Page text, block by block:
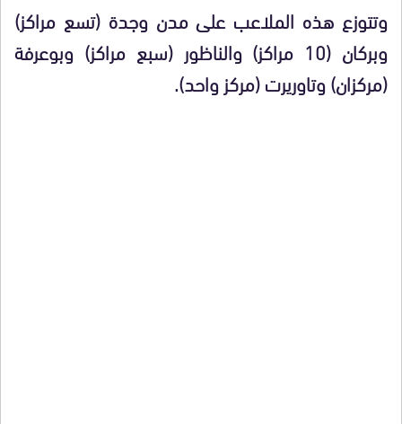
وتتوزع هذه الملاعب على مدن وجدة (تسع مراكز)
وبركان (10 مراكز) والناظور (سبع مراكز) وبوعرفة
(مركزان) وتاوريرت (مركز واحد).